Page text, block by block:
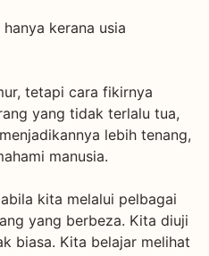
kerana usia
tetapi cara fikirnya
yang tidak terlalu tua,
lebih tenang,
manusia.
kita melalui pelbagai
yang berbeza. Kita diuji
biasa. Kita belajar melihat